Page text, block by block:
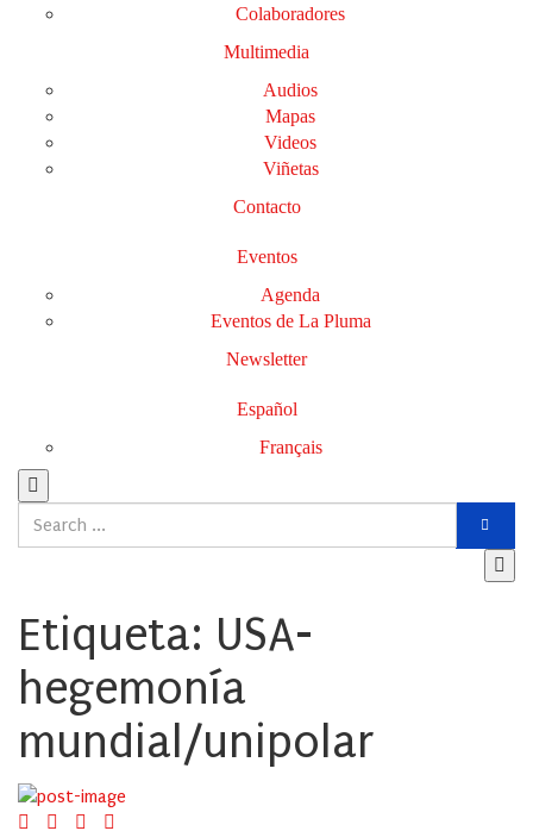
Colaboradores
Multimedia
Audios
Mapas
Videos
Viñetas
Contacto
Eventos
Agenda
Eventos de La Pluma
Newsletter
Español
Français
Etiqueta: USA-
hegemonía
mundial/unipolar